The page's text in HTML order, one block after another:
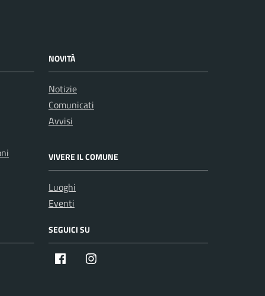
NOVITÀ
Notizie
Comunicati
Avvisi
VIVERE IL COMUNE
Luoghi
Eventi
SEGUICI SU
Facebook